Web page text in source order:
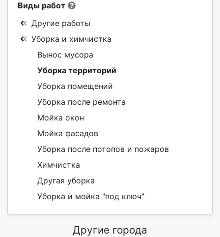
Виды работ
Другие работы
Уборка и химчистка
Вынос мусора
Уборка территорий
Уборка помещений
Уборка после ремонта
Мойка окон
Мойка фасадов
Уборка после потопов и пожаров
Химчистка
Другая уборка
Уборка и мойка "под ключ"
Другие города